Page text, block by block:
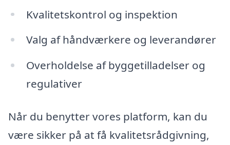
Kvalitetskontrol og inspektion
Valg af håndværkere og leverandører
Overholdelse af byggetilladelser og
regulativer
Når du benytter vores platform, kan du
være sikker på at få kvalitetsrådgivning,